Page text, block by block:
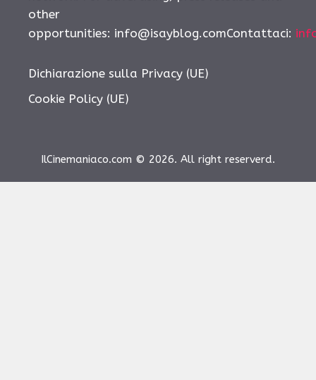
other
opportunities: info@isayblog.comContattaci:
Dichiarazione sulla Privacy (UE)
Cookie Policy (UE)
IlCinemaniaco.com © 2026. All right reserverd.